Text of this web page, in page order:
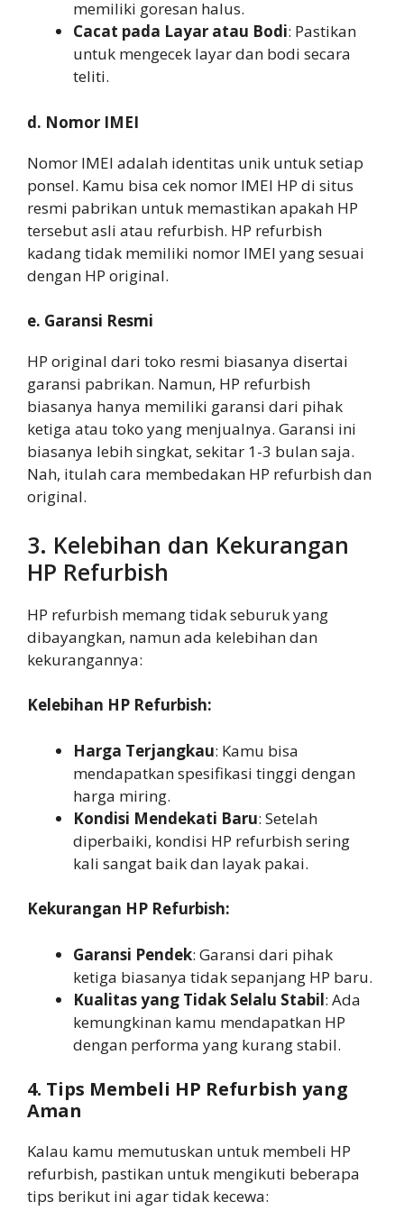
memiliki goresan halus.
Cacat pada Layar atau Bodi: Pastikan
untuk mengecek layar dan bodi secara
teliti.
d. Nomor IMEI
Nomor IMEI adalah identitas unik untuk setiap
ponsel. Kamu bisa cek nomor IMEI HP di situs
resmi pabrikan untuk memastikan apakah HP
tersebut asli atau refurbish. HP refurbish
kadang tidak memiliki nomor IMEI yang sesuai
dengan HP original.
e. Garansi Resmi
HP original dari toko resmi biasanya disertai
garansi pabrikan. Namun, HP refurbish
biasanya hanya memiliki garansi dari pihak
ketiga atau toko yang menjualnya. Garansi ini
biasanya lebih singkat, sekitar 1-3 bulan saja.
Nah, itulah cara membedakan HP refurbish dan
original.
3. Kelebihan dan Kekurangan
HP Refurbish
HP refurbish memang tidak seburuk yang
dibayangkan, namun ada kelebihan dan
kekurangannya:
Kelebihan HP Refurbish:
Harga Terjangkau: Kamu bisa
mendapatkan spesifikasi tinggi dengan
harga miring.
Kondisi Mendekati Baru: Setelah
diperbaiki, kondisi HP refurbish sering
kali sangat baik dan layak pakai.
Kekurangan HP Refurbish:
Garansi Pendek: Garansi dari pihak
ketiga biasanya tidak sepanjang HP baru.
Kualitas yang Tidak Selalu Stabil: Ada
kemungkinan kamu mendapatkan HP
dengan performa yang kurang stabil.
4. Tips Membeli HP Refurbish yang
Aman
Kalau kamu memutuskan untuk membeli HP
refurbish, pastikan untuk mengikuti beberapa
tips berikut ini agar tidak kecewa: